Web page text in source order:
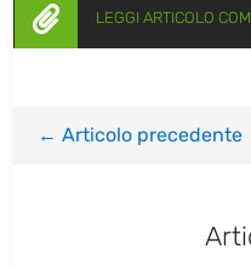
 LEGGI ARTICOLO
←Articolo precedente